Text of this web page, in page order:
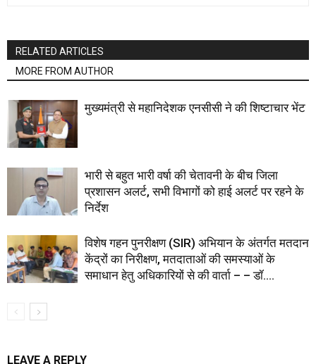
RELATED ARTICLES
MORE FROM AUTHOR
मुख्यमंत्री से महानिदेशक एनसीसी ने की शिष्टाचार भेंट
भारी से बहुत भारी वर्षा की चेतावनी के बीच जिला
प्रशासन अलर्ट, सभी विभागों को हाई अलर्ट पर रहने के
निर्देश
विशेष गहन पुनरीक्षण (SIR) अभियान के अंतर्गत मतदान
केंद्रों का निरीक्षण, मतदाताओं की समस्याओं के
समाधान हेतु अधिकारियों से की वार्ता – – डॉ....
LEAVE A REPLY